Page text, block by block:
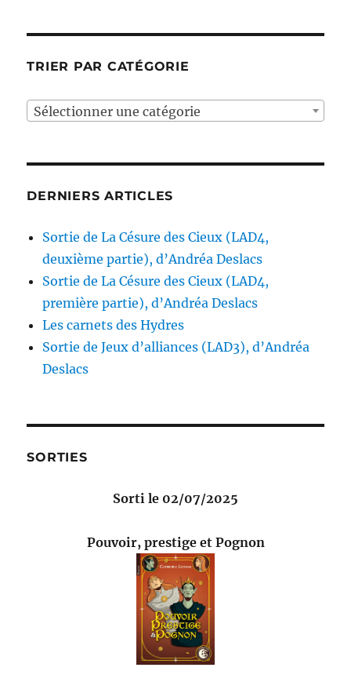
TRIER PAR CATÉGORIE
Sélectionner une catégorie
DERNIERS ARTICLES
Sortie de La Césure des Cieux (LAD4,
deuxième partie), d’Andréa Deslacs
Sortie de La Césure des Cieux (LAD4,
première partie), d’Andréa Deslacs
Les carnets des Hydres
Sortie de Jeux d’alliances (LAD3), d’Andréa
Deslacs
SORTIES
Sorti le 02/07/2025
Pouvoir, prestige et Pognon